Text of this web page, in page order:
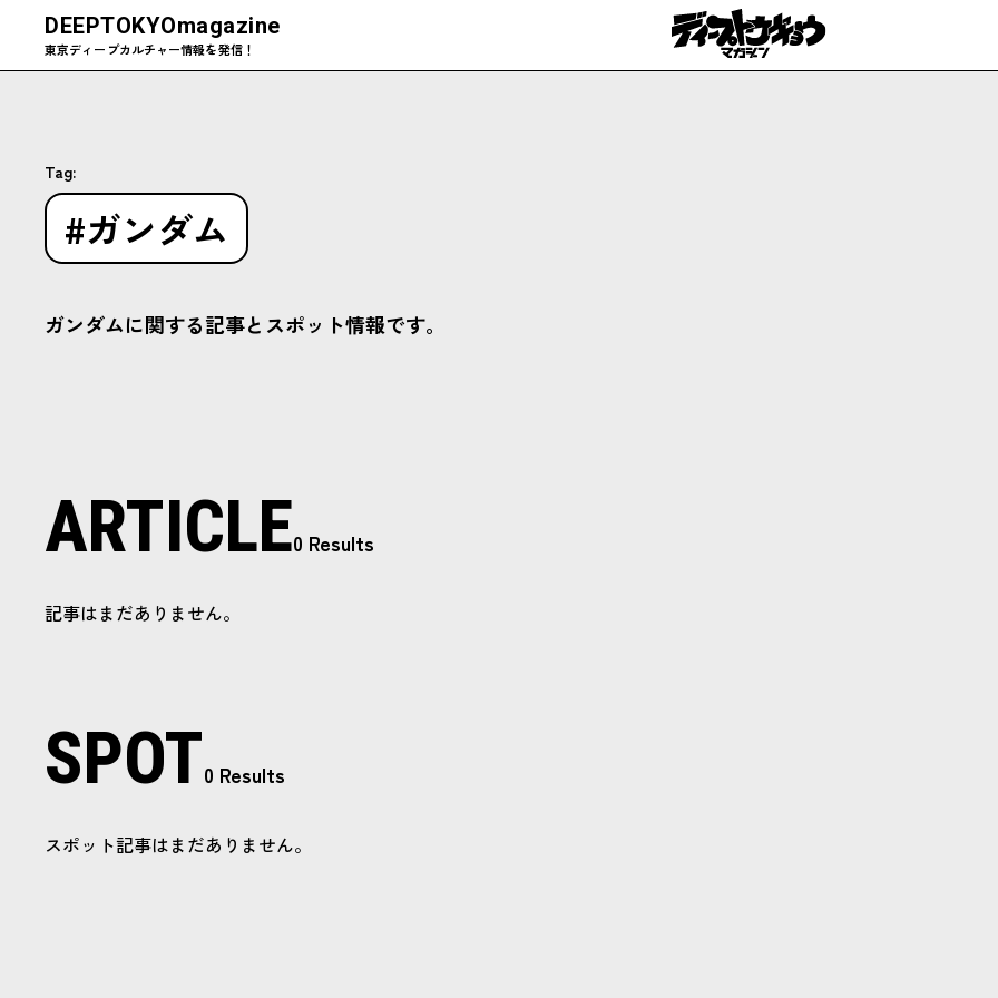
DEEPTOKYOmagazine
東京ディープカルチャー情報を発信！
Tag:
#ガンダム
ガンダムに関する記事とスポット情報です。
ARTICLE0 Results
記事はまだありません。
SPOT0 Results
スポット記事はまだありません。